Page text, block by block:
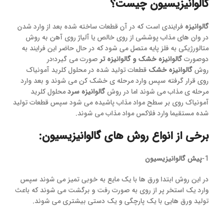
گالوانیزیسیون چیست؟
گالوانیزه فرایندی است که در آن قطعات ساخته شده بعد از وارد شدن
در وان های مذاب پوششی از روی خالص یا آلیاژ روی آهن به روش
متالورژیکی به فلز پایه متصل می شود که در حال حاضر این فرایند به
دوصورتگالوانیزه خشک و گالوانیزه تر صورت می گیرد؛در
روشگالوانیزه خشک قطعات تولید شده در محلول کلرید آمونیاک
روی قرار گرفته سپس وارد مرحله ی خشک کن می شوند و بعد وارد
مرحله ی مذاب می شوند اما در روشگالوانیزه سردمحلول کلرید
آمونیاک روی بر سطح مواد مذاب پاشیده می شود سپس قطعات تولید
شده مستقیما وارد فلاکس مواد مذاب می شوند.
برخی از انواع روش های گالوانیزیسیون:
1- پیش گالوانیزیسیون
در این روش ابتدا ورق ها با یک مایع به خوبی تمیز می شوند سپس
وارد یک استخر پر از روی به صورت رفت و برگشت می شوند که باعث
تولید ورق هایی با یک پارچگی و یک دستی بیشتری می شوند.